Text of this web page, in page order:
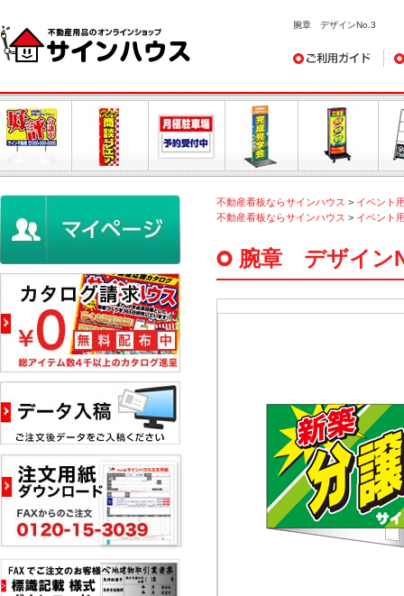
腕章 デザインNo.3
ご利用ガイド デ
不動産看板ならサインハウス > イベント
不動産看板ならサインハウス > イベント
腕章 デザイン